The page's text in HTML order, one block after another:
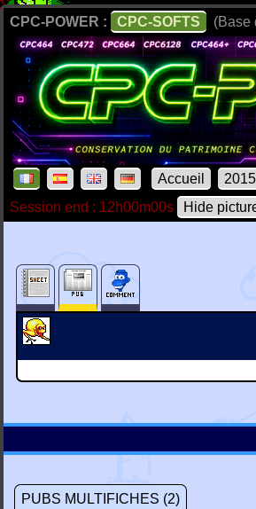
CPC-POWER : CPC-SOFTS (Base
Accueil
Session end : 12h00m00s
Hide
PUBS MULTIFICHES (2)